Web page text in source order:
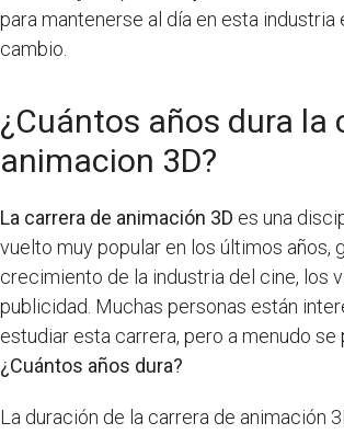
para mantenerse al día en esta industria
cambio.
¿Cuántos años dura la
animacion 3D?
La carrera de animación 3D es una
vuelto muy popular en los últimos años,
crecimiento de la industria del cine, los
publicidad. Muchas personas están
estudiar esta carrera, pero a menudo se
¿Cuántos años dura?
La duración de la carrera de animación